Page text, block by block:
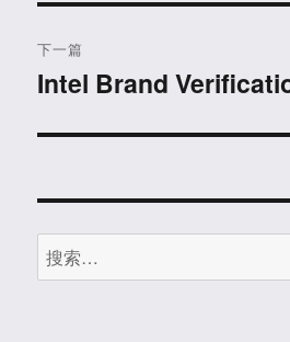
下一篇
下
文
Intel Brand
搜
索：